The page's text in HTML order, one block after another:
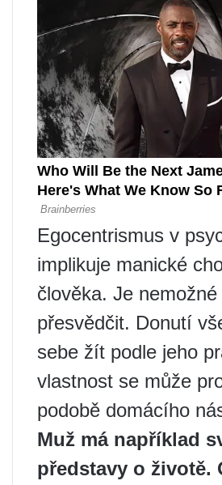
Egocentrismus v
implikuje manické
člověka. Je
přesvědčit. Donutí
sebe žít podle jeho
vlastnost se může
podobě domácího
Muž má například
představy o životě.